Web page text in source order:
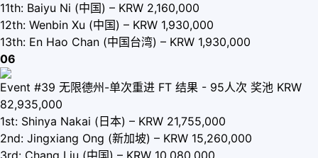
11th: Baiyu Ni (中国) – KRW 2,160,000
12th: Wenbin Xu (中国) – KRW 1,930,000
13th: En Hao Chan (中国台湾) – KRW 1,930,000
06
Event #39 无限德州-单次重进 FT 结果 - 95人次 奖池 KRW
82,935,000
1st: Shinya Nakai (日本) – KRW 21,755,000
2nd: Jingxiang Ong (新加坡) – KRW 15,260,000
3rd: Chang Liu (中国) – KRW 10,080,000